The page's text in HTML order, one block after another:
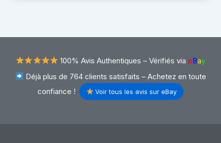
100% Avis Authentiques – Vérifiés via eBay
Déjà plus de 764 clients satisfaits – Achetez en toute
confiance !
Voir tous les avis sur eBay